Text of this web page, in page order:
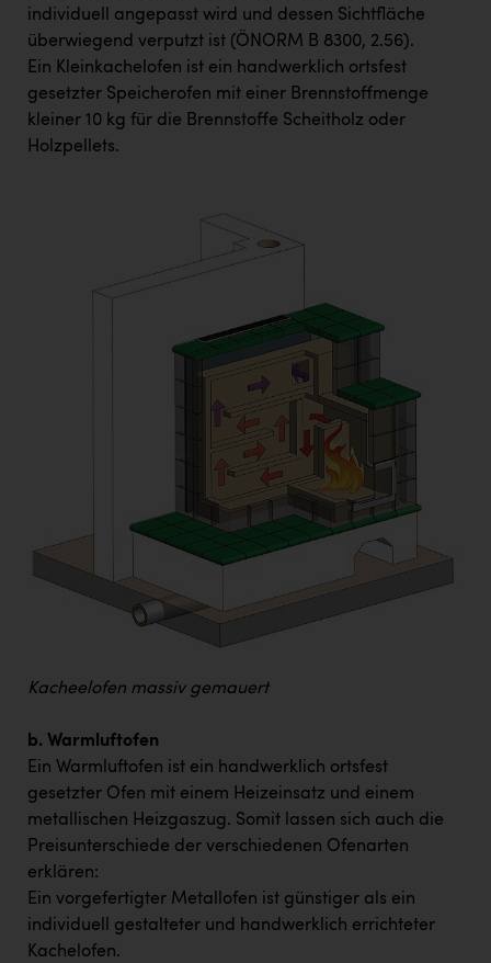
individuell angepasst wird und dessen Sichtfläche
überwiegend verputzt ist (ÖNORM B 8300, 2.56).
Ein Kleinkachelofen ist ein handwerklich ortsfest
gesetzter Speicherofen mit einer Brennstoffmenge
kleiner 10 kg für die Brennstoffe Scheitholz oder
Holzpellets.
Kacheelofen massiv gemauert
b. Warmluftofen
Ein Warmluftofen ist ein handwerklich ortsfest
gesetzter Ofen mit einem Heizeinsatz und einem
metallischen Heizgaszug. Somit lassen sich auch die
Preisunterschiede der verschiedenen Ofenarten
erklären:
Ein vorgefertigter Metallofen ist günstiger als ein
individuell gestalteter und handwerklich errichteter
Kachelofen.